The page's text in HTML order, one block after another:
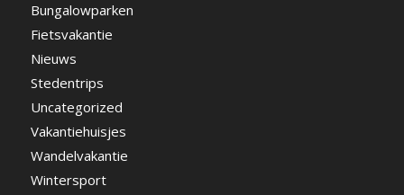
Bungalowparken
Fietsvakantie
Nieuws
Stedentrips
Uncategorized
Vakantiehuisjes
Wandelvakantie
Wintersport